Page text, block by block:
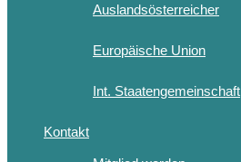
Auslandsösterreicher
Europäische Union
Int. Staatengemeinschaft
Kontakt